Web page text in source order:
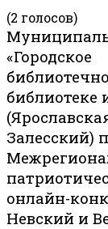
(2 голосов)
«Городское
библиотеке
Залесский)
онлайн-
Невский и